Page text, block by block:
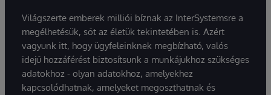
Világszerte emberek milliói bíznak az InterSystemsre a
megélhetésük, sőt az életük tekintetében is. Azért
vagyunk itt, hogy ügyfeleinknek megbízható, valós
idejű hozzáférést biztosítsunk a munkájukhoz szükséges
adatokhoz - olyan adatokhoz, amelyekhez
kapcsolódhatnak, amelyeket megoszthatnak és